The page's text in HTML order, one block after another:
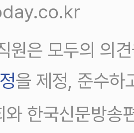
원은 모두의 의
을 제정, 준수하
와 한국신문방송